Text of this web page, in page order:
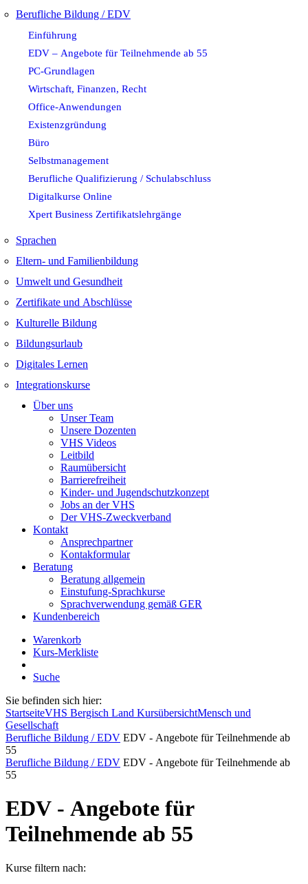
Berufliche Bildung / EDV
Einführung
EDV – Angebote für Teilnehmende ab 55
PC-Grundlagen
Wirtschaft, Finanzen, Recht
Office-Anwendungen
Existenzgründung
Büro
Selbstmanagement
Berufliche Qualifizierung / Schulabschluss
Digitalkurse Online
Xpert Business Zertifikatslehrgänge
Sprachen
Eltern- und Familienbildung
Umwelt und Gesundheit
Zertifikate und Abschlüsse
Kulturelle Bildung
Bildungsurlaub
Digitales Lernen
Integrationskurse
Über uns
Unser Team
Unsere Dozenten
VHS Videos
Leitbild
Raumübersicht
Barrierefreiheit
Kinder- und Jugendschutzkonzept
Jobs an der VHS
Der VHS-Zweckverband
Kontakt
Ansprechpartner
Kontakformular
Beratung
Beratung allgemein
Einstufung-Sprachkurse
Sprachverwendung gemäß GER
Kundenbereich
Warenkorb
Kurs-Merkliste
Suche
Sie befinden sich hier:
StartseiteVHS Bergisch Land KursübersichtMensch und
Gesellschaft
Berufliche Bildung / EDV EDV - Angebote für Teilnehmende ab
55
Berufliche Bildung / EDV EDV - Angebote für Teilnehmende ab
55
EDV - Angebote für
Teilnehmende ab 55
Kurse filtern nach: